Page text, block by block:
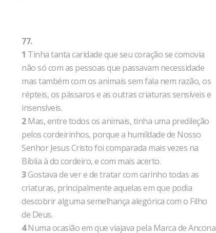
77.
1 Tinha tanta caridade que seu coração se comovia
não só com as pessoas que passavam necessidade
mas também com os animais sem fala nem razão, os
répteis, os pássaros e as outras criaturas sensíveis e
insensíveis.
2Mas, entre todos os animais, tinha uma predileção
pelos cordeirinhos, porque a humildade de Nosso
Senhor Jesus Cristo foi comparada mais vezes na
Bíblia à do cordeiro, e com mais acerto.
3Gostava de ver e de tratar com carinho todas as
criaturas, principalmente aquelas em que podia
descobrir alguma semelhança alegórica com o Filho
de Deus.
4Numa ocasião em que viajava pela Marca de Ancona